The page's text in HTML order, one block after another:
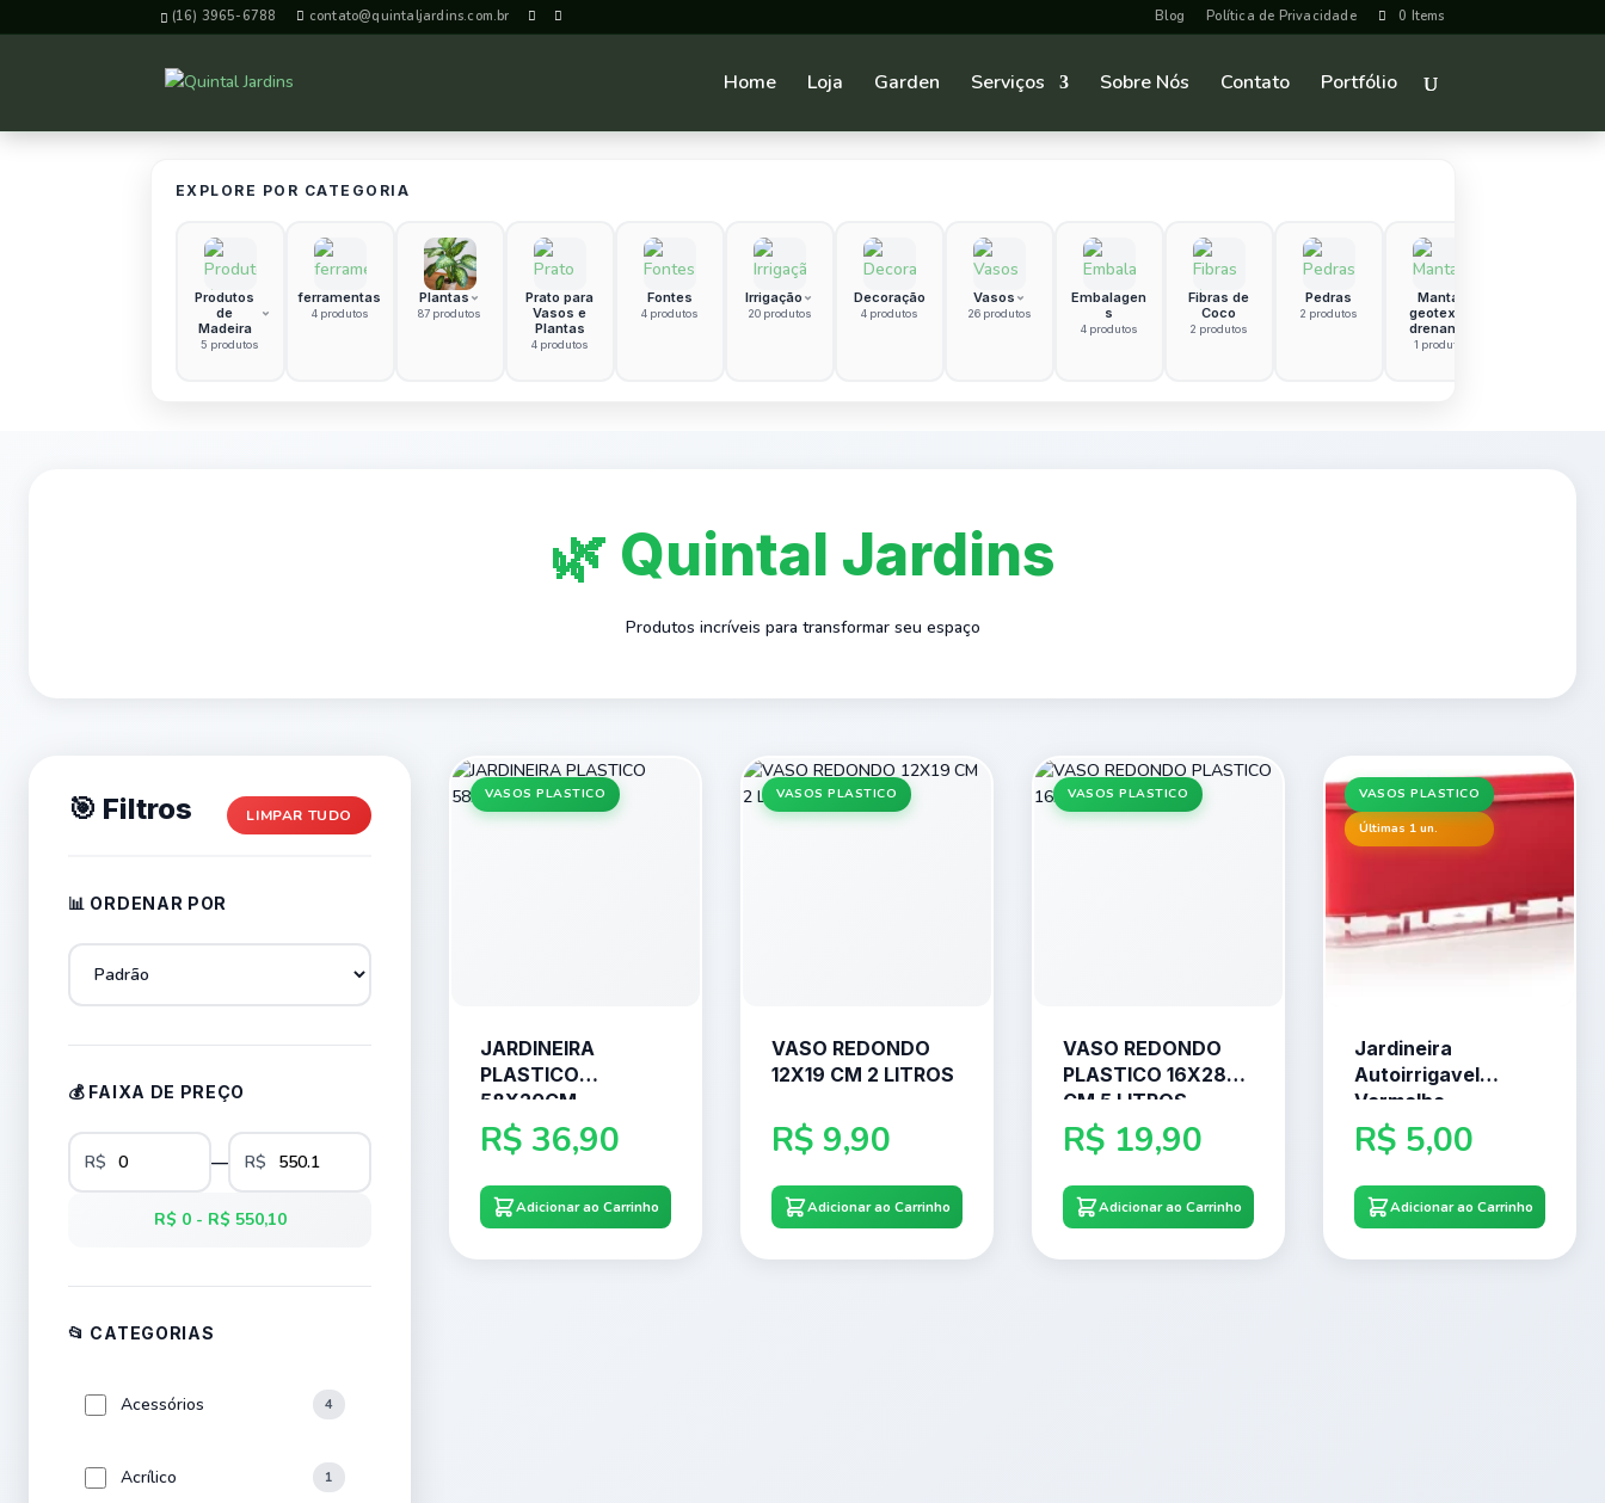
(16) 3965-6788 contato@quintaljardins.com.br Blog Política de Privacidade 0 Items
Home Loja Garden Serviços Sobre Nós Contato Portfólio
EXPLORE POR CATEGORIA
Produtos
de
Madeira
5 produtos
ferramentas
4 produtos
Plantas
87 produtos
Prato para
Vasos e
Plantas
4 produtos
Fontes
4 produtos
Irrigação
20 produtos
Decoração
4 produtos
Vasos
26 produtos
Embalagen
s
4 produtos
Fibras de
Coco
2 produtos
Pedras
2 produtos
Manta
geotextil
drenante
1 produto
🌿 Quintal Jardins
Produtos incríveis para transformar seu espaço
🎯 Filtros LIMPAR TUDO
📊 ORDENAR POR
💰 FAIXA DE PREÇO
R$ — R$
R$ 0 - R$ 550,10
📂 CATEGORIAS
Acessórios 4
Acrílico 1
VASOS PLASTICO
JARDINEIRA
PLASTICO
58X20CM
R$ 36,90
Adicionar ao Carrinho
VASOS PLASTICO
VASO REDONDO
12X19 CM 2 LITROS
R$ 9,90
Adicionar ao Carrinho
VASOS PLASTICO
VASO REDONDO
PLASTICO 16X28
CM 5 LITROS
R$ 19,90
Adicionar ao Carrinho
VASOS PLASTICO
Últimas 1 un.
Jardineira
Autoirrigavel
Vermelho
40x15x10cm
R$ 5,00
Adicionar ao Carrinho